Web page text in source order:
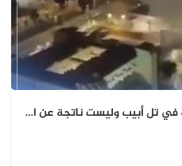
فيديو لانفجارات قديمة في تل أبيب وليست ناتجة عن القصف المتبادل حديثًا.